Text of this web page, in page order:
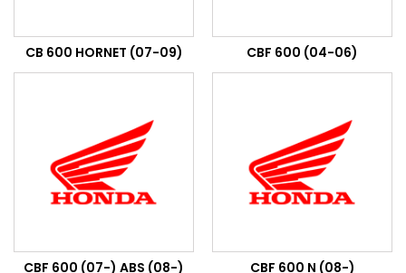
CB 600 HORNET (07-09) CBF 600 (04-06)
CBF 600 (07-) ABS (08-) CBF 600 N (08-)